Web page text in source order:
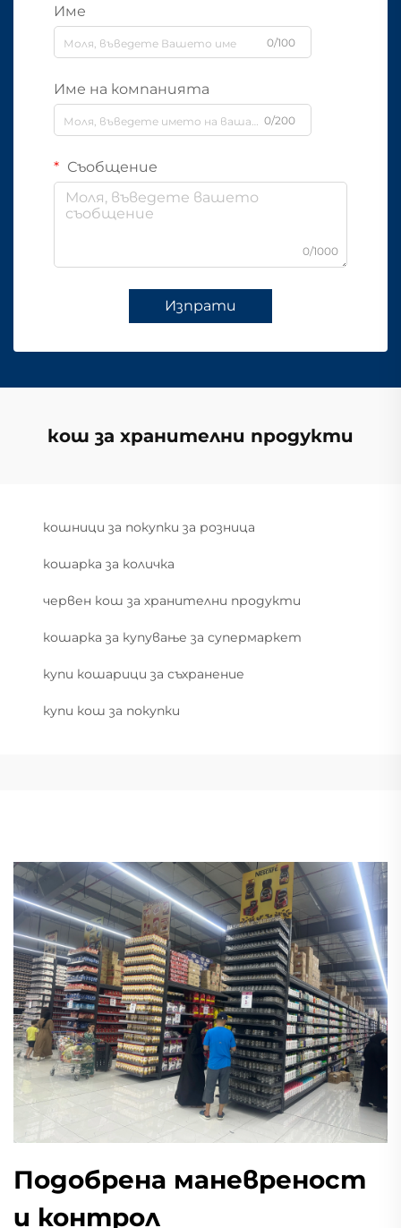
Име
0/100
Име на компанията
0/200
Съобщение
0/1000
Изпрати
кош за хранителни продукти
кошници за покупки за розница
кошарка за количка
червен кош за хранителни продукти
кошарка за купување за супермаркет
купи кошарици за съхранение
купи кош за покупки
Подобрена маневреност
и контрол